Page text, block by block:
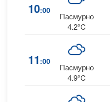
10:00
Пасмурно
4.2°C
11 :00
Пасмурно
4.9°C